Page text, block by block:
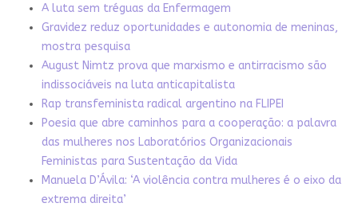
A luta sem tréguas da Enfermagem
Gravidez reduz oportunidades e autonomia de meninas,
mostra pesquisa
August Nimtz prova que marxismo e antirracismo são
indissociáveis na luta anticapitalista
Rap transfeminista radical argentino na FLIPEI
Poesia que abre caminhos para a cooperação: a palavra
das mulheres nos Laboratórios Organizacionais
Feministas para Sustentação da Vida
Manuela D’Ávila: ‘A violência contra mulheres é o eixo da
extrema direita’